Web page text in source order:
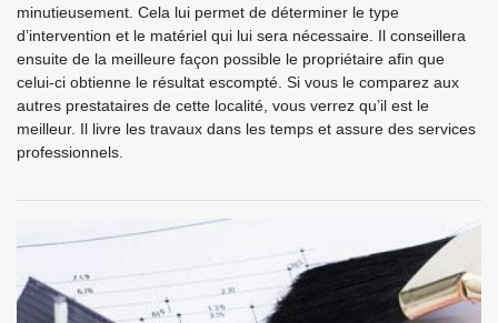
minutieusement. Cela lui permet de déterminer le type
d’intervention et le matériel qui lui sera nécessaire. Il conseillera
ensuite de la meilleure façon possible le propriétaire afin que
celui-ci obtienne le résultat escompté. Si vous le comparez aux
autres prestataires de cette localité, vous verrez qu’il est le
meilleur. Il livre les travaux dans les temps et assure des services
professionnels.